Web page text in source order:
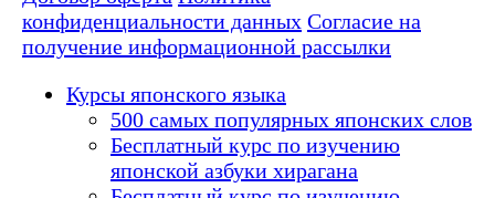
конфиденциальности данных Согласие на
получение информационной рассылки
Курсы японского языка
500 самых популярных японских слов
Бесплатный курс по изучению
японской азбуки хирагана